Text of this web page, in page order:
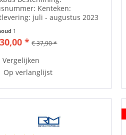
Kenteken:
juli - augustus 2023
van Rietze Automodelle
u hier Toebehoren zoals
etc. losbijgeleverd in de
35...
1
* € 37,90 *
Vergelijken
Op verlanglijst